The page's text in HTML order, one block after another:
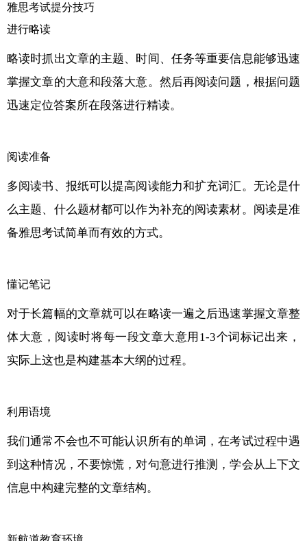
雅思考试提分技巧
进行略读
略读时抓出文章的主题、时间、任务等重要信息能够迅速
掌握文章的大意和段落大意。然后再阅读问题，根据问题
迅速定位答案所在段落进行精读。
阅读准备
多阅读书、报纸可以提高阅读能力和扩充词汇。无论是什
么主题、什么题材都可以作为补充的阅读素材。阅读是准
备雅思考试简单而有效的方式。
懂记笔记
对于长篇幅的文章就可以在略读一遍之后迅速掌握文章整
体大意，阅读时将每一段文章大意用1-3个词标记出来，
实际上这也是构建基本大纲的过程。
利用语境
我们通常不会也不可能认识所有的单词，在考试过程中遇
到这种情况，不要惊慌，对句意进行推测，学会从上下文
信息中构建完整的文章结构。